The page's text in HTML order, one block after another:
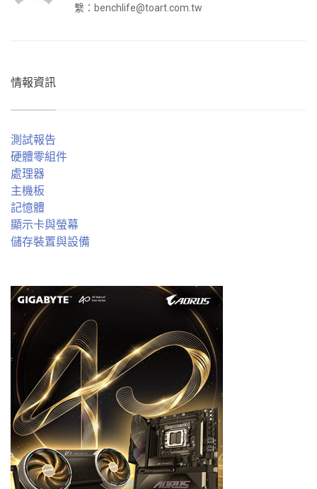
繫： benchlife@toart.com.tw
情報資訊
測試報告
硬體零組件
處理器
主機板
記憶體
顯示卡與螢幕
儲存裝置與設備